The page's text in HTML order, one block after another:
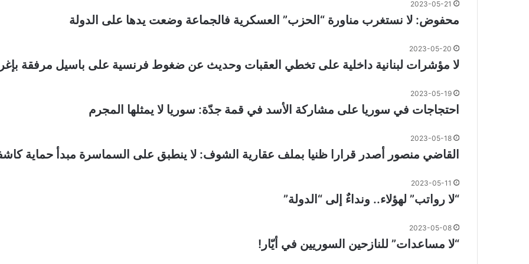
2023-05-21
محفوض: لا نستغرب مناورة “الحزب” العسكرية فالجماعة وضعت يدها على الدولة
2023-05-20
لا مؤشرات لبنانية داخلية على تخطي العقبات وحديث عن ضغوط فرنسية على باسيل مرفقة
2023-05-19
احتجاجات في سوريا على مشاركة الأسد في قمة جدّة: سوريا لا يمثلها المجرم
2023-05-18
القاضي منصور أصدر قرارا ظنيا بملف عقارية الشوف: لا ينطبق على السماسرة مبدأ حماية
2023-05-11
“لا رواتب” لهؤلاء.. ونداءٌ إلى “الدولة”
2023-05-08
“لا مساعدات” للنازحين السوريين في أيّار!